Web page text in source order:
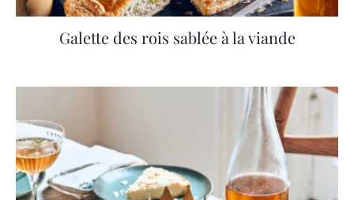
Galette des rois sablée à la viande